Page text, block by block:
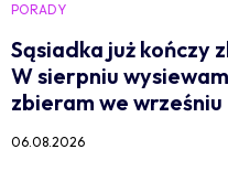
PORADY
Sąsiadka już kończy
W sierpniu
zbieram we wrześniu
06.08.2026